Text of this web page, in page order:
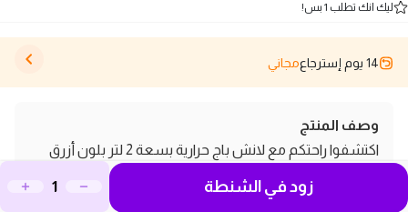
ليك انك تطلب 1 بس!
14 يوم إسترجاع مجاني
وصف المنتج
اكتشفوا راحتكم مع لانش باج حرارية بسعة 2 لتر بلون أزرق
فاتح، المصممة خصيصًا للحفاظ على طعامكم ومشروباتكم
زود في الشنطة